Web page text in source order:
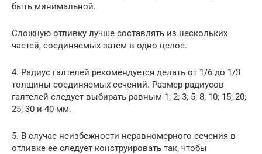
быть минимальной.
Сложную отливку лучше составлять из нескольких
частей, соединяемых затем в одно целое.
4. Радиус галтелей рекомендуется делать от 1/6 до 1/3
толщины соединяемых сечений. Размер радиусов
галтелей следует выбирать равным 1; 2; 3; 5; 8; 10; 15; 20;
25; 30 и 40 мм.
5. В случае неизбежности неравномерного сечения в
отливке ее следует конструировать так, чтобы